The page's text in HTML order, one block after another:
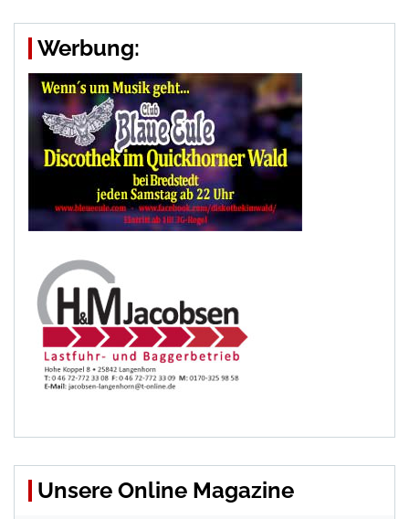
Werbung:
Unsere Online Magazine